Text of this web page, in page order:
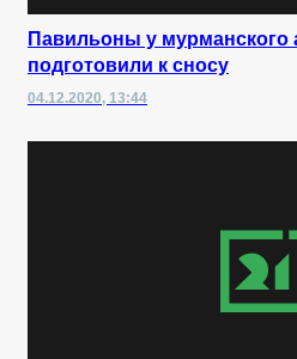
Павильоны у мурманского
подготовили к сносу
04.12.2020, 13:44